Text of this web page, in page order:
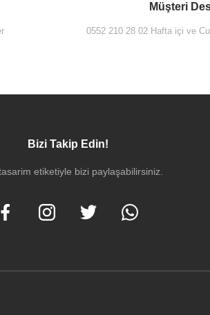
Müşteri
0552 210 28 02 Hafta içi ve
Bizi Takip Edin!
etiketiyle bizi paylaşabilirsiniz.